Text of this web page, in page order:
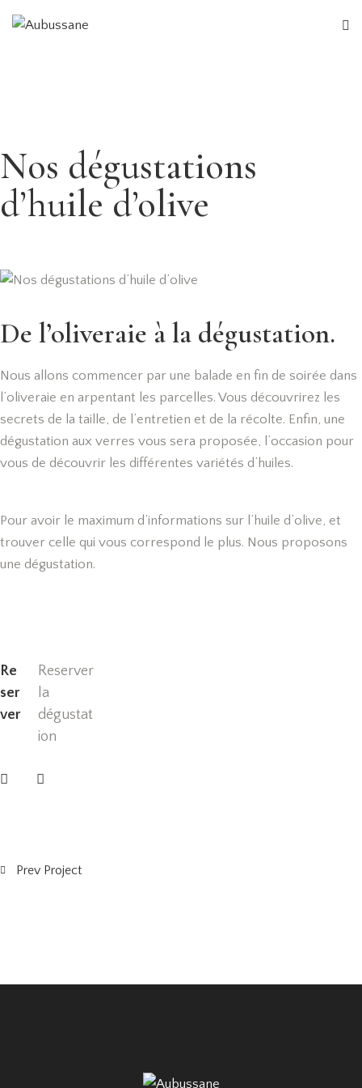
Nos dégustations
d’huile d’olive
De l’oliveraie à la dégustation.
Nous allons commencer par une balade en fin de soirée dans
l’oliveraie en arpentant les parcelles. Vous découvrirez les
secrets de la taille, de l’entretien et de la récolte. Enfin, une
dégustation aux verres vous sera proposée, l’occasion pour
vous de découvrir les différentes variétés d’huiles.
Pour avoir le maximum d’informations sur l’huile d’olive, et
trouver celle qui vous correspond le plus. Nous proposons
une dégustation.
Re
ser
ver
Reserver
la
dégustat
ion
Prev Project